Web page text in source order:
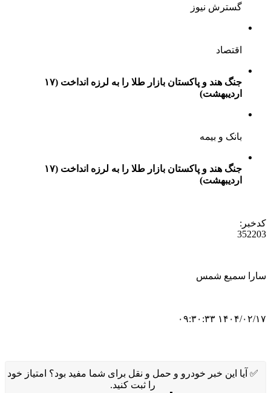
گسترش نیوز
اقتصاد
جنگ هند و پاکستان بازار طلا را به لرزه انداخت (۱۷
اردیبهشت)
بانک و بیمه
جنگ هند و پاکستان بازار طلا را به لرزه انداخت (۱۷
اردیبهشت)
کدخبر:
352203
سارا سمیع شمس
۱۴۰۴/۰۲/۱۷ ۰۹:۳۰:۳۳
✅ آیا این خبر خودرو و حمل و نقل برای شما مفید بود؟ امتیاز خود
را ثبت کنید.